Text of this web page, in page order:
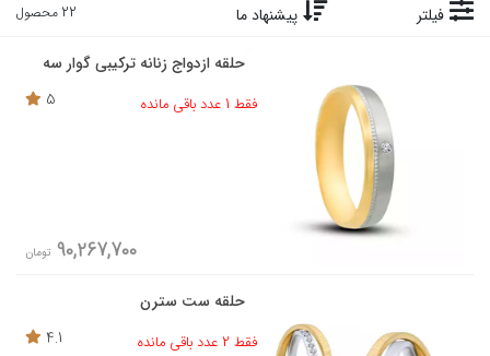
فیلتر پیشنهاد ما 22 محصول
حلقه ازدواج زنانه ترکیبی گوار سه
فقط 1 عدد باقی مانده
5
90,267,700 تومان
حلقه ست سترن
فقط 2 عدد باقی مانده
4.1